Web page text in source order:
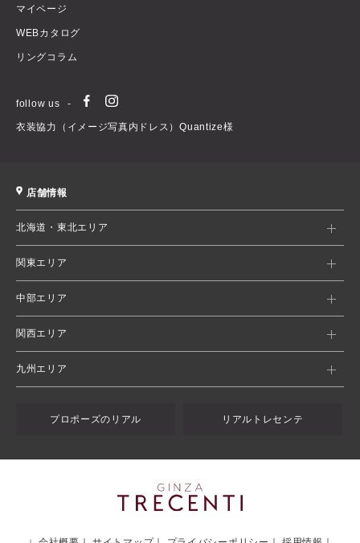
マイページ
WEBカタログ
リングコラム
follow us
衣装協力（イメージ写真内ドレス）Quantize様
店舗情報
北海道・東北エリア
関東エリア
中部エリア
関西エリア
九州エリア
プロポーズのリアル リアルトレセンテ